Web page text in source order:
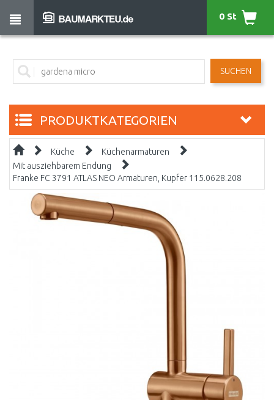
SUCHEN
0 St
PRODUKTKATEGORIEN
Küche
Küchenarmaturen
Mit ausziehbarem Endung
Franke FC 3791 ATLAS NEO Armaturen, Kupfer 115.0628.208